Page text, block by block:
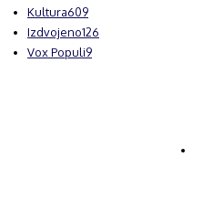
Kultura609
Izdvojeno126
Vox Populi9